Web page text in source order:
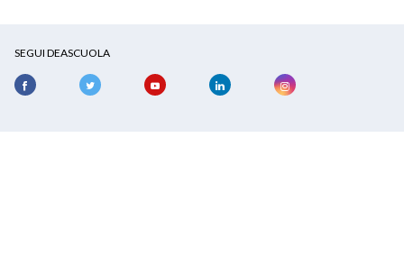
SEGUI DEASCUOLA